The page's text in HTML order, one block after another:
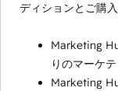
ディションとご購
Marketing
りのマーケ
Marketing